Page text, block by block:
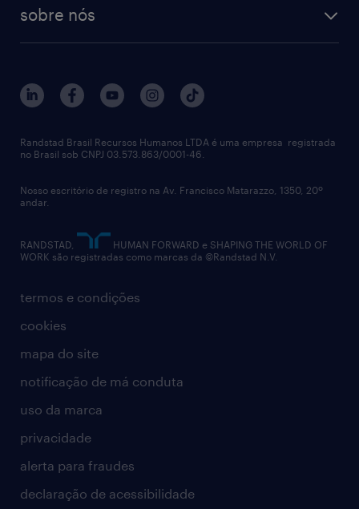
sobre nós
termos e condições
cookies
mapa do site
notificação de má conduta
uso da marca
privacidade
alerta para fraudes
declaração de acessibilidade
Randstad Brasil Recursos Humanos LTDA é uma empresa registrada
no Brasil sob CNPJ 03.573.863/0001-46.
Nosso escritório de registro na Av. Francisco Matarazzo, 1350, 20º
andar.
RANDSTAD,
HUMAN FORWARD e SHAPING THE WORLD OF
WORK são registradas como marcas da ©Randstad N.V.